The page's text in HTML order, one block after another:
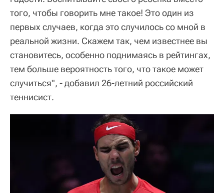
того, чтобы говорить мне такое! Это один из
первых случаев, когда это случилось со мной в
реальной жизни. Скажем так, чем известнее вы
становитесь, особенно поднимаясь в рейтингах,
тем больше вероятность того, что такое может
случиться", - добавил 26-летний российский
теннисист.